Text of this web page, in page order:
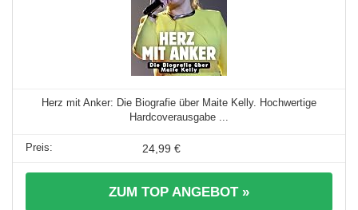
Herz mit Anker: Die Biografie über Maite Kelly. Hochwertige
Hardcoverausgabe ...
24,99 €
ZUM TOP ANGEBOT »